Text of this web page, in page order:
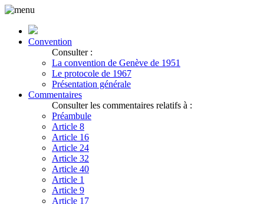
Convention
Consulter :
La convention de Genève de 1951
Le protocole de 1967
Présentation générale
Commentaires
Consulter les commentaires relatifs à :
Préambule
Article 8
Article 16
Article 24
Article 32
Article 40
Article 1
Article 9
Article 17